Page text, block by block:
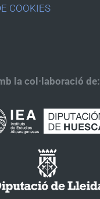
COOKIES
la col·laboració de: